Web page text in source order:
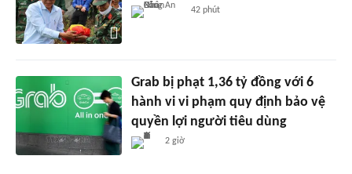
42 phút
Grab bị phạt 1,36 tỷ đồng với 6
hành vi vi phạm quy định bảo vệ
quyền lợi người tiêu dùng
2 giờ